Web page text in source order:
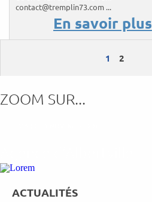
contact@tremplin73.com ...
En savoir plus
1 2
ZOOM SUR...
ACTUALITÉS